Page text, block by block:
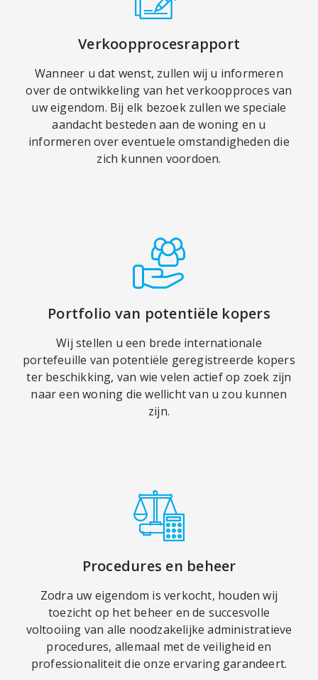
Verkoopprocesrapport
Wanneer u dat wenst, zullen wij u informeren
over de ontwikkeling van het verkoopproces van
uw eigendom. Bij elk bezoek zullen we speciale
aandacht besteden aan de woning en u
informeren over eventuele omstandigheden die
zich kunnen voordoen.
Portfolio van potentiële kopers
Wij stellen u een brede internationale
portefeuille van potentiële geregistreerde kopers
ter beschikking, van wie velen actief op zoek zijn
naar een woning die wellicht van u zou kunnen
zijn.
Procedures en beheer
Zodra uw eigendom is verkocht, houden wij
toezicht op het beheer en de succesvolle
voltooiing van alle noodzakelijke administratieve
procedures, allemaal met de veiligheid en
professionaliteit die onze ervaring garandeert.